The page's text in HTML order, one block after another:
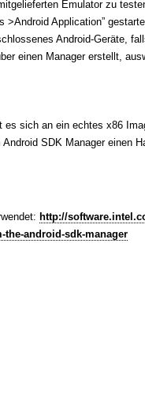
Emulator zu
>Android Application”
Android-Geräte,
einen Manager erstellt,
sich an ein echtes x86
SDK Manager einen
http://
the-android-sdk-manager